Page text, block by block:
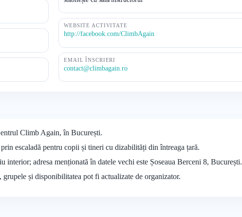
WEBSITE ACTIVITATE
http://facebook.com/ClimbAgain
EMAIL ÎNSCRIERI
contact@climbagain.ro
Climb Again, în București.
escaladă pentru copii și tineri cu dizabilități din întreaga țară.
adresa menționată în datele vechi este Șoseaua Berceni 8, București.
și disponibilitatea pot fi actualizate de organizator.